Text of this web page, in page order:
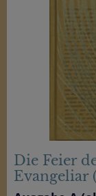
Die Feier
Evangeliar